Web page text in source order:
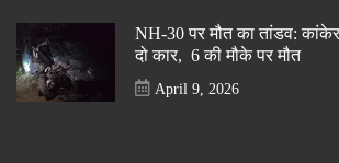
NH-30 पर मौत का तांडव:
दो कार, 6 की मौके पर मौत
April 9, 2026